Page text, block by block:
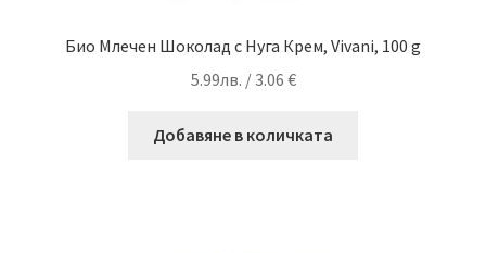
Био Млечен Шоколад с Нуга Крем, Vivani, 100 g
5.99лв. / 3.06 €
Добавяне в количката